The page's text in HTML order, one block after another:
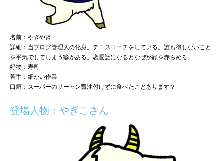
名前：やぎやぎ
詳細：当ブログ管理人の化身。テニスコーチをしている。誰も得しないこと
を平気でしてしまう癖がある。恋愛話になるとなぜか顔を赤らめる。
好物：寿司
苦手：細かい作業
口癖：スーパーのサーモン醤油付けずに食べたことあります？
登場人物：やぎこさん